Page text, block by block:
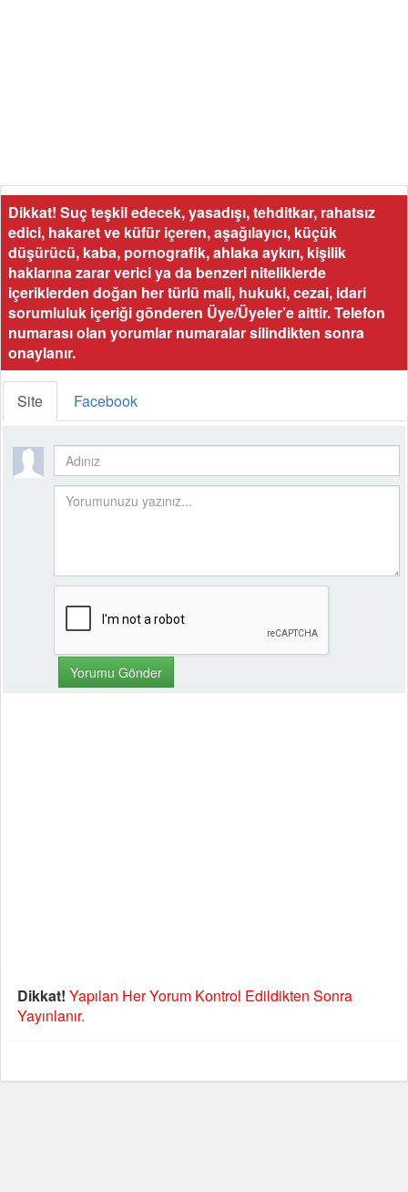
Dikkat! Suç teşkil edecek, yasadışı, tehditkar, rahatsız
edici, hakaret ve küfür içeren, aşağılayıcı, küçük
düşürücü, kaba, pornografik, ahlaka aykırı, kişilik
haklarına zarar verici ya da benzeri niteliklerde
içeriklerden doğan her türlü mali, hukuki, cezai, idari
sorumluluk içeriği gönderen Üye/Üyeler’e aittir. Telefon
numarası olan yorumlar numaralar silindikten sonra
onaylanır.
Site Facebook
Dikkat! Yapılan Her Yorum Kontrol Edildikten Sonra
Yayınlanır.